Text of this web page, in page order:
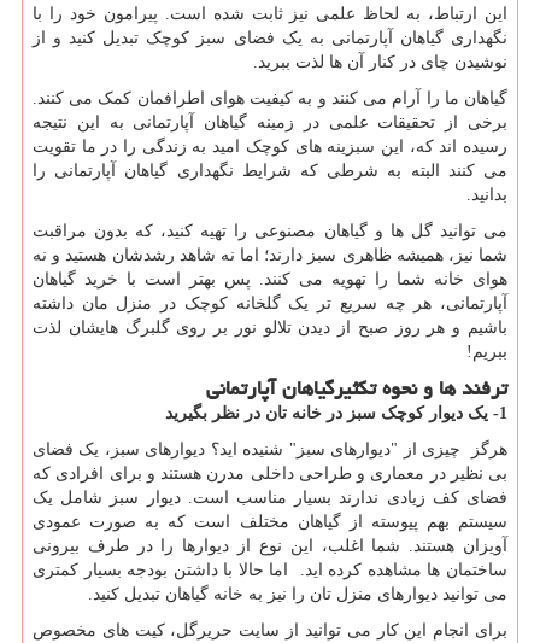
این ارتباط، به لحاظ علمی نیز ثابت شده است. پیرامون خود را با
نگهداری گیاهان آپارتمانی به یک فضای سبز کوچک تبدیل کنید و از
نوشیدن چای در کنار آن ها لذت ببرید.
گیاهان ما را آرام می کنند و به کیفیت هوای اطرافمان کمک می کنند.
برخی از تحقیقات علمی در زمینه گیاهان آپارتمانی به این نتیجه
رسیده اند که، این سبزینه های کوچک امید به زندگی را در ما تقویت
می کنند البته به شرطی که شرایط نگهداری گیاهان آپارتمانی را
بدانید.
می توانید گل ها و گیاهان مصنوعی را تهیه کنید، که بدون مراقبت
شما نیز، همیشه ظاهری سبز دارند؛ اما نه شاهد رشدشان هستید و نه
هوای خانه شما را تهویه می کنند. پس بهتر است با خرید گیاهان
آپارتمانی، هر چه سریع تر یک گلخانه کوچک در منزل مان داشته
باشیم و هر روز صبح از دیدن تلالو نور بر روی گلبرگ هایشان لذت
ببریم!
ترفند ها و نحوه تکثیرگیاهان آپارتمانی
1- یک دیوار کوچک سبز در خانه تان در نظر بگیرید
هرگز چیزی از "دیوارهای سبز" شنیده اید؟ دیوارهای سبز، یک فضای
بی نظیر در معماری و طراحی داخلی مدرن هستند و برای افرادی که
فضای کف زیادی ندارند بسیار مناسب است. دیوار سبز شامل یک
سیستم بهم پیوسته از گیاهان مختلف است که به صورت عمودی
آویزان هستند. شما اغلب، این نوع از دیوارها را در طرف بیرونی
ساختمان ها مشاهده کرده اید. اما حالا با داشتن بودجه بسیار کمتری
می توانید دیوارهای منزل تان را نیز به خانه گیاهان تبدیل کنید.
برای انجام این کار می توانید از سایت حریرگل، کیت های مخصوص